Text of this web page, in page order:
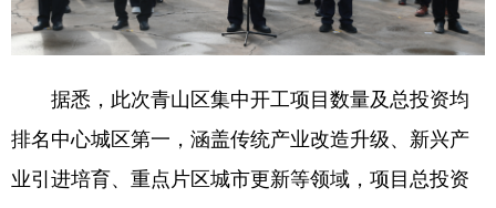
地方频道
北京 天津 河北 山西
辽宁 吉林 上海 江苏
据悉，此次青山区集中开工项目数量及总投资均
排名中心城区第一，涵盖传统产业改造升级、新兴产
业引进培育、重点片区城市更新等领域，项目总投资